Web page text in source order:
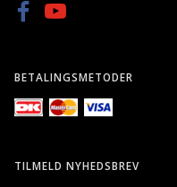
BETALINGSMETODER
TILMELD NYHEDSBREV